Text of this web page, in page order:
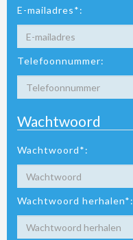
E-mailadres*:
Telefoonnummer:
Wachtwoord
Wachtwoord*:
Wachtwoord herhalen*: